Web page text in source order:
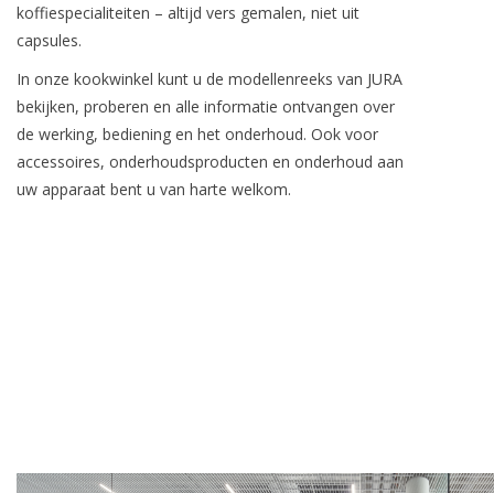
koffiespecialiteiten – altijd vers gemalen, niet uit
capsules.
In onze kookwinkel kunt u de modellenreeks van JURA
bekijken, proberen en alle informatie ontvangen over
de werking, bediening en het onderhoud. Ook voor
accessoires, onderhoudsproducten en onderhoud aan
uw apparaat bent u van harte welkom.